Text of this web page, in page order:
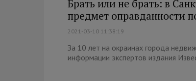
Брать или не брать: в
предмет оправданности
2021-03-10 11:38:19
За 10 лет на окраинах города
информации экспертов издания